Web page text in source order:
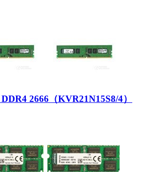
2666（KVR21N15S8/4）